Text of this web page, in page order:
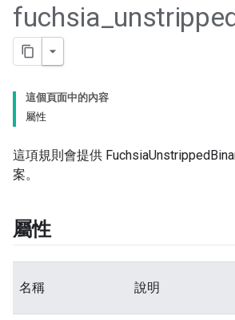
fuchsia_
這個頁面中的內容
屬性
這項規則會提供
案。
屬性
名稱 說明